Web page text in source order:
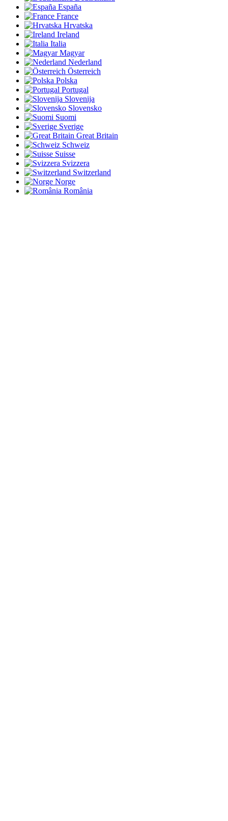
España
France
Hrvatska
Ireland
Italia
Magyar
Nederland
Österreich
Polska
Portugal
Slovenija
Slovensko
Suomi
Sverige
Great Britain
Schweiz
Suisse
Svizzera
Switzerland
Norge
România